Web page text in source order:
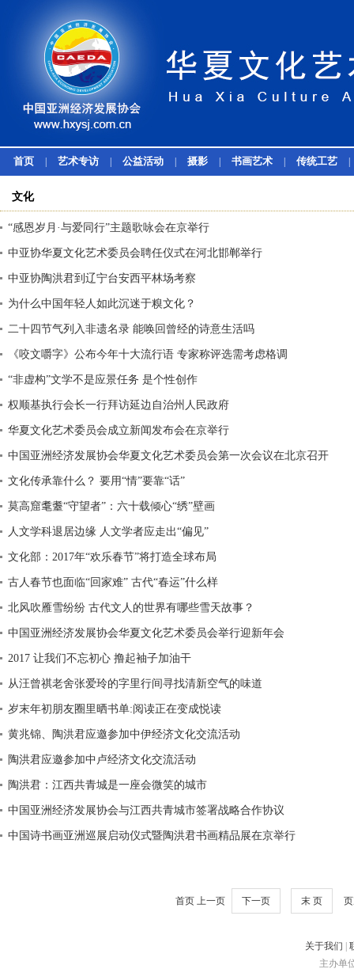
首页 艺术专访 公益活动 摄影 书画艺术 传统工艺
文化
“感恩岁月·与爱同行”主题歌咏会在京举行
中亚协华夏文化艺术委员会聘任仪式在河北邯郸举行
中亚协陶洪君到辽宁台安西平林场考察
为什么中国年轻人如此沉迷于糗文化？
二十四节气列入非遗名录 能唤回曾经的诗意生活吗
《咬文嚼字》公布今年十大流行语 专家称评选需考虑格调
“非虚构”文学不是应景任务 是个性创作
权顺基执行会长一行拜访延边自治州人民政府
华夏文化艺术委员会成立新闻发布会在京举行
中国亚洲经济发展协会华夏文化艺术委员会第一次会议在北京召开
文化传承靠什么？ 要用“情”要靠“话”
莫高窟耄耋“守望者”：六十载倾心“绣”壁画
人文学科退居边缘 人文学者应走出“偏见”
文化部：2017年“欢乐春节”将打造全球布局
古人春节也面临“回家难” 古代“春运”什么样
北风吹雁雪纷纷 古代文人的世界有哪些雪天故事？
中国亚洲经济发展协会华夏文化艺术委员会举行迎新年会
2017 让我们不忘初心 撸起袖子加油干
从汪曾祺老舍张爱玲的字里行间寻找清新空气的味道
岁末年初朋友圈里晒书单:阅读正在变成悦读
黄兆锦、陶洪君应邀参加中伊经济文化交流活动
陶洪君应邀参加中卢经济文化交流活动
陶洪君：江西共青城是一座会微笑的城市
中国亚洲经济发展协会与江西共青城市签署战略合作协议
中国诗书画亚洲巡展启动仪式暨陶洪君书画精品展在京举行
首页 上一页 下一页 末 页 页
关于我们
主办单